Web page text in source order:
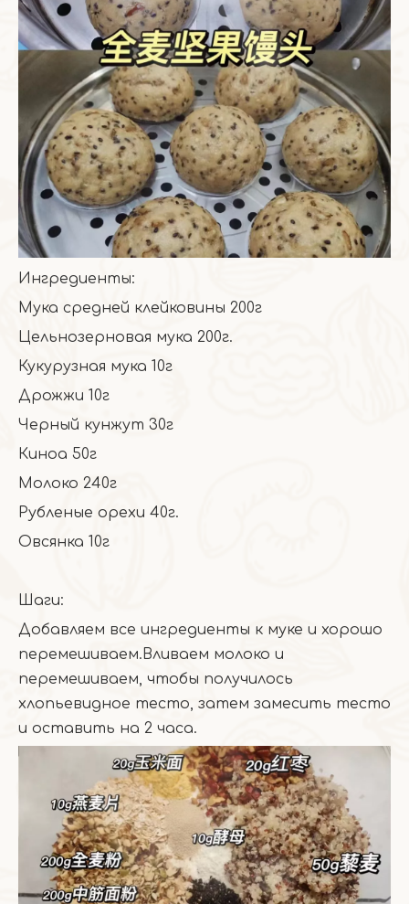
Ингредиенты:
Мука средней клейковины 200г
Цельнозерновая мука 200г.
Кукурузная мука 10г
Дрожжи 10г
Черный кунжут 30г
Киноа 50г
Молоко 240г
Рубленые орехи 40г.
Овсянка 10г
Шаги:
Добавляем все ингредиенты к муке и хорошо
перемешиваем.Вливаем молоко и
перемешиваем, чтобы получилось
хлопьевидное тесто, затем замесить тесто
и оставить на 2 часа.